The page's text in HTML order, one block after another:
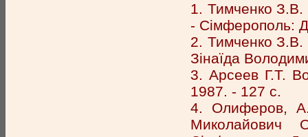
1. Тимченко З.В.
- Сімферополь:
2. Тимченко З.В.
Зінаїда
3. Арсеев Г.Т.
1987. - 127 с.
4. Олиферов,
Миколайович